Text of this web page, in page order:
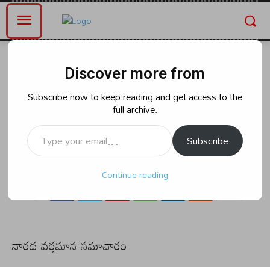
పాఠశాలలో విద్యార్థులతో ముచ్చటించిన
రాష్ట్రపతి: ద్రౌపతి ముర్ము:
naradanews.in Friday, July 26, 2024 12:21 pm 0
నారద వర్తమాన సమాచారం
Discover more from
Subscribe now to keep reading and get access to the
full archive.
Type your email…
Subscribe
Continue reading